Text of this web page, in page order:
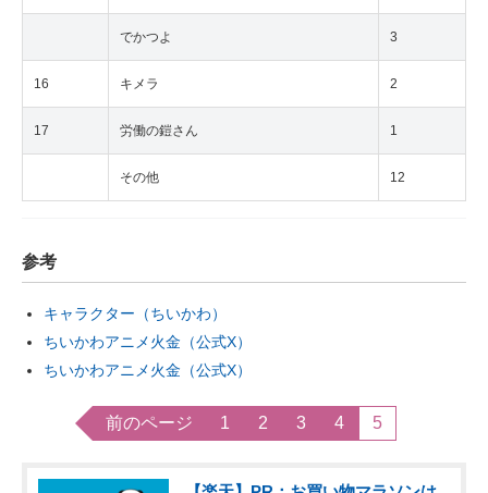
でかつよ 3
16 キメラ 2
17 労働の鎧さん 1
その他 12
参考
キャラクター（ちいかわ）
ちいかわアニメ火金（公式X）
ちいかわアニメ火金（公式X）
前のページ 1 2 3 4 5